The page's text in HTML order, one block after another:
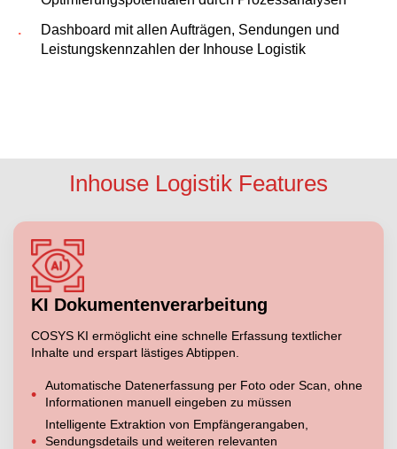
Dashboard mit allen Aufträgen, Sendungen und
Leistungskennzahlen der Inhouse Logistik
Inhouse Logistik Features
KI Dokumentenverarbeitung
COSYS KI ermöglicht eine schnelle Erfassung textlicher
Inhalte und erspart lästiges Abtippen.
Automatische Datenerfassung per Foto oder Scan, ohne
Informationen manuell eingeben zu müssen
Intelligente Extraktion von Empfängerangaben,
Sendungsdetails und weiteren relevanten